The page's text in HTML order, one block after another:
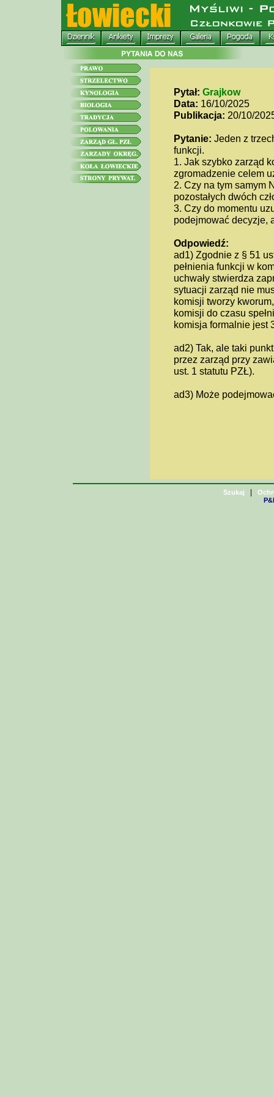
Pytał: Grajkow
Data: 16/10/2025
Publikacja: 20/10/
Pytanie: Jeden z
funkcji.
1. Jak szybko zarząd
zgromadzenie celem
2. Czy na tym samym
pozostałych dwóch
3. Czy do momentu
podejmować decyzje,
Odpowiedź:
ad1) Zgodnie z § 51
pełnienia funkcji w
uchwały stwierdza
sytuacji zarząd nie
komisji tworzy
komisji do czasu
komisja formalnie jest
ad2) Tak, ale taki
przez zarząd przy
ust. 1 statutu PZŁ).
ad3) Może
Szukaj